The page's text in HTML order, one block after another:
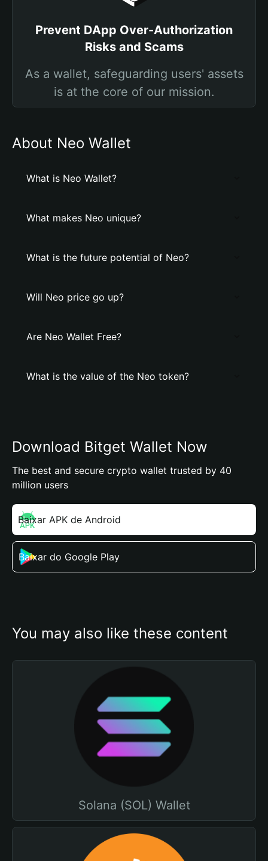
Prevent DApp Over-Authorization
Risks and Scams
As a wallet, safeguarding users' assets
is at the core of our mission.
About Neo Wallet
What is Neo Wallet?
What makes Neo unique?
What is the future potential of Neo?
Will Neo price go up?
Are Neo Wallet Free?
What is the value of the Neo token?
Download Bitget Wallet Now
The best and secure crypto wallet trusted by 40
million users
Baixar APK de Android
Baixar do Google Play
You may also like these content
Solana (SOL) Wallet